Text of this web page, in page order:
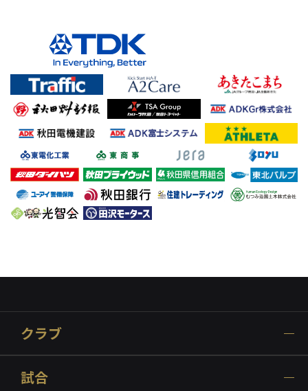
クラブ
試合